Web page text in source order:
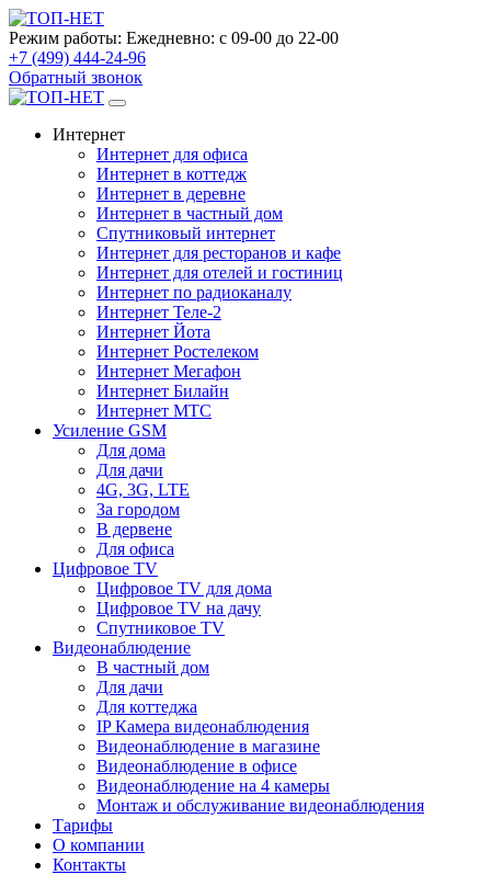
Режим работы: Ежедневно: с 09-00 до 22-00
+7 (499) 444-24-96
Обратный звонок
Интернет
Интернет для офиса
Интернет в коттедж
Интернет в деревне
Интернет в частный дом
Спутниковый интернет
Интернет для ресторанов и кафе
Интернет для отелей и гостиниц
Интернет по радиоканалу
Интернет Теле-2
Интернет Йота
Интернет Ростелеком
Интернет Мегафон
Интернет Билайн
Интернет МТС
Усиление GSM
Для дома
Для дачи
4G, 3G, LTE
За городом
В дервене
Для офиса
Цифровое TV
Цифровое TV для дома
Цифровое TV на дачу
Спутниковое TV
Видеонаблюдение
В частный дом
Для дачи
Для коттеджа
IP Камера видеонаблюдения
Видеонаблюдение в магазине
Видеонаблюдение в офисе
Видеонаблюдение на 4 камеры
Монтаж и обслуживание видеонаблюдения
Тарифы
О компании
Контакты